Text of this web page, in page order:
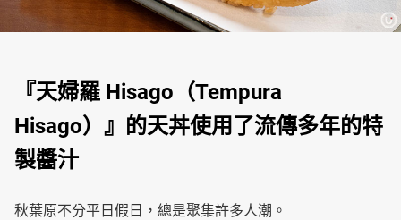
『天婦羅 Hisago（Tempura
Hisago）』的天丼使用了流傳多年的特
製醬汁
秋葉原不分平日假日，總是聚集許多人潮。